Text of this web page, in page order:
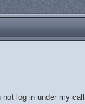
log in under my